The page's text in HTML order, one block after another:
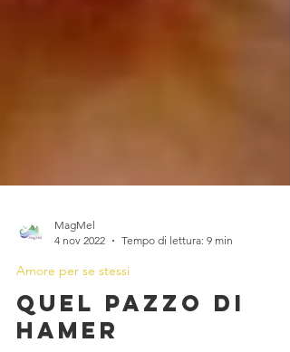
4 nov 2022
Tempo di lettura: 9 min
Amore per se stessi